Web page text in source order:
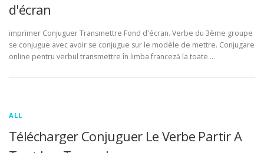
d'écran
imprimer Conjuguer Transmettre Fond d'écran. Verbe du 3ème groupe
se conjugue avec avoir se conjugue sur le modèle de mettre. Conjugare
online pentru verbul transmettre în limba franceză la toate …
ALL
Télécharger Conjuguer Le Verbe Partir A